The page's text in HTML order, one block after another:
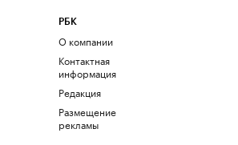
РБК
О компании
Контактная
информация
Редакция
Размещение
рекламы